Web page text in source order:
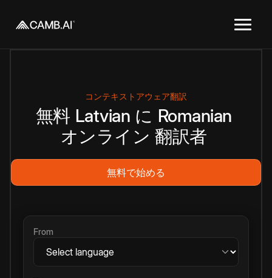
コンテキストアウェア翻訳
無料 Latvian に Romanian
オンライン 翻訳者
無料で始める
From